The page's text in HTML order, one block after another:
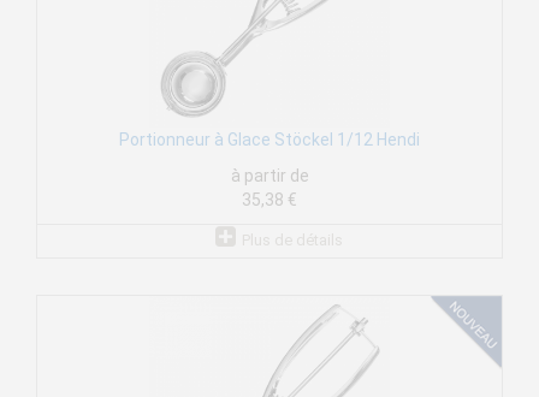
Portionneur à Glace Stöckel 1/12 Hendi
à partir de
35,38 €